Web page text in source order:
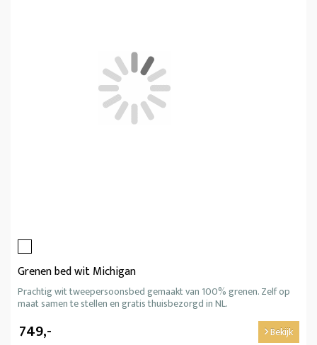
Grenen bed wit Michigan
Prachtig wit tweepersoonsbed gemaakt van 100% grenen. Zelf op
maat samen te stellen en gratis thuisbezorgd in NL.
749,- Bekijk